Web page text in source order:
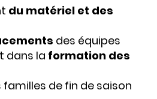
du matériel et des
des équipes
dans la formation des
familles de fin de saison